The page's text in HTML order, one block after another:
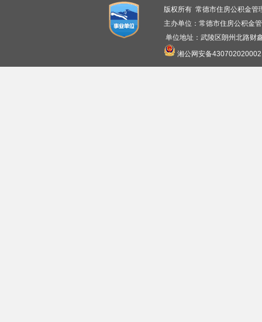
版权所有 常德市住房公积金
主办单位：常德市住房公积金
单位地址：武陵区朗州北路
湘公网安备